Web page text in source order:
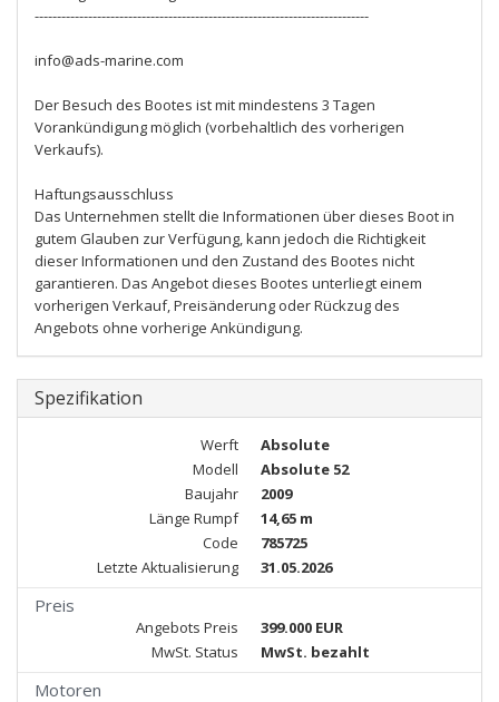
---------------------------------------------------------------------------
info@ads-marine.com
Der Besuch des Bootes ist mit mindestens 3 Tagen
Vorankündigung möglich (vorbehaltlich des vorherigen
Verkaufs).
Haftungsausschluss
Das Unternehmen stellt die Informationen über dieses Boot in
gutem Glauben zur Verfügung, kann jedoch die Richtigkeit
dieser Informationen und den Zustand des Bootes nicht
garantieren. Das Angebot dieses Bootes unterliegt einem
vorherigen Verkauf, Preisänderung oder Rückzug des
Angebots ohne vorherige Ankündigung.
Spezifikation
Werft
Absolute
Modell
Absolute 52
Baujahr
2009
Länge Rumpf
14,65 m
Code
785725
Letzte Aktualisierung
31.05.2026
Preis
Angebots Preis
399.000 EUR
MwSt. Status
MwSt. bezahlt
Motoren